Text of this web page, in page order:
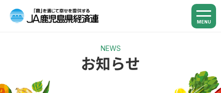
MENU
NEWS
お知らせ